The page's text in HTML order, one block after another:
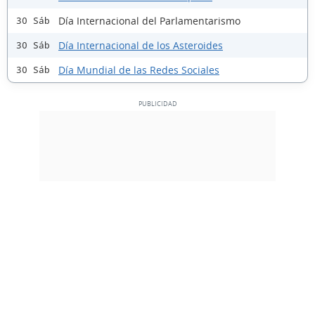
30 Sáb Día Internacional del Parlamentarismo
30 Sáb Día Internacional de los Asteroides
30 Sáb Día Mundial de las Redes Sociales